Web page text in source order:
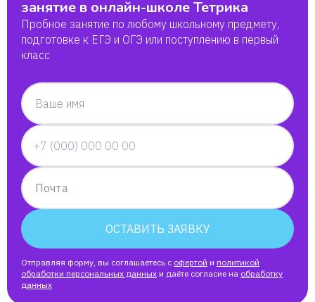
занятие в онлайн-школе Тетрика
Пробное занятие по любому школьному предмету,
подготовке к ЕГЭ и ОГЭ или поступлению в первый
класс
Ваше имя
Почта
ОСТАВИТЬ ЗАЯВКУ
Отправляя форму, вы соглашаетесь с офертой и политикой
обработки персональных данных и даёте согласие на обработку
данных